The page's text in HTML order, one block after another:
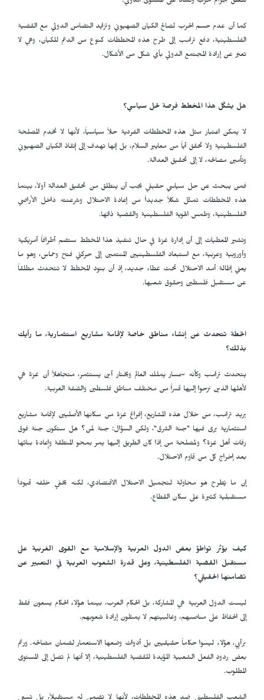
كما أن عدم حسم الحرب لصالح الكيان الصهيوني وتزايد التضامن الدولي مع القضية
الفلسطينية، دفع ترامب إلى طرح هذه المخططات كنوع من الدعم للكيان، وهي لا
تعبّر عن إرادة المجتمع الدولي بأي شكل من الأشكال.
هل يشكّل هذا المخطط فرصة لحل سياسي؟
لا يمكن اعتبار مثل هذه المخططات الفردية حلاً سياسياً، لأنها لا تخدم المصلحة
الفلسطينية ولا تحقق أياً من معايير السلام، بل إنها تهدف إلى إنقاذ الكيان الصهيوني
وتأمين مصالحه، لا إلى تحقيق العدالة.
فمن يبحث عن حل سياسي حقيقي يجب أن ينطلق من تحقيق العدالة أولاً، بينما
هذه المخططات تمثّل شكلاً جديداً من إعادة الاحتلال وشرعنته داخل الأراضي
الفلسطينية، وطمس الهوية الفلسطينية والقضية ذاتها.
وتشير المعطيات إلى أن إدارة غزة في حال تنفيذ هذا المخطط ستضم أطرافاً أمريكية
وأوروبية وعربية، مع استبعاد الفلسطينيين المنتمين إلى حركتي فتح وحماس، وهو ما
يعني إطالة أمد الاحتلال تحت غطاء جديد، إذ أن بنود المخطط لا تتحدث مطلقاً
عن مستقبل فلسطين وحقوق شعبها.
الخطة تتحدث عن إنشاء مناطق خاصة لإقامة مشاريع استثمارية، ما رأيك
بذلك؟
يتحدث ترامب وكأنه سمسار يملك العالم ويختار أين يستثمر، متجاهلاً أن غزة هي
لأهلها الذين نزحوا إليها قسراً من مختلف مناطق فلسطين والضفة الغربية.
يريد ترامب، من خلال هذه المشاريع، إفراغ غزة من سكانها الأصليين لإقامة مشاريع
استثمارية يرى فيها "جنة الشرق"، ولكن السؤال: جنة لمن؟ هل ستكون جنة فوق
رفات أهل غزة؟ ولمصلحة من إذا كان الطريق إليها يمر بمحو المنطقة وإعادة بنائها
بعد إخراج كل من قاوم الاحتلال.
إن ما يُطرح هو محاولة لتجميل الاحتلال الاقتصادي، لكنه يخفي خلفه قيوداً
مستقبلية كثيرة على سكان القطاع.
كيف يؤثر تواطؤ بعض الدول العربية والإسلامية مع القوى الغربية على
مستقبل القضية الفلسطينية، وعلى قدرة الشعوب العربية في التعبير عن
تضامنها الحقيقي؟
ليست الدول العربية هي المشاركة، بل الحكام العرب، بينما هؤلاء الحكام يسعون فقط
إلى الحفاظ على مناصبهم، وغالبيتهم لا يمثلون إرادة شعوبهم.
برأيي، هؤلاء ليسوا حكاماً حقيقيين بل أدوات وضعها الاستعمار لضمان مصالحه. ورغم
بعض ردود الفعل الشعبية المؤيدة للقضية الفلسطينية، إلا أنها لم تصل إلى المستوى
المطلوب.